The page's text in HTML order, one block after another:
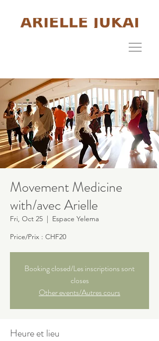
Movement Medicine
with/avec Arielle
Fri, Oct 25
  |
Espace Yelema
Price/Prix : CHF20
Booking closed/Les inscriptions sont
closes
Other events/Autres cours
Heure et lieu